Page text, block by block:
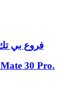
فروع بي
الاعلان الرسمي عن موعد إطلاق هواوي Mate 30 Pro.